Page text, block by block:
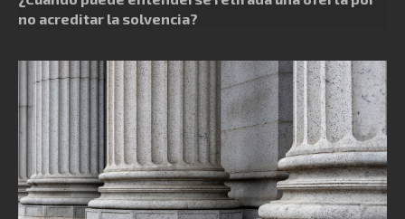
no acreditar la solvencia?